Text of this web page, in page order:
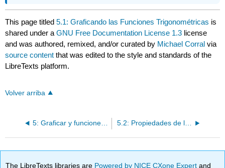
This page titled5.1: Graficando las Funciones Trigonométricas is
shared under aGNU Free Documentation License 1.3 license
and was authored, remixed, and/or curated by Michael Corral via
source content that was edited to the style and standards of the
LibreTexts platform.
Volver arriba
5: Graficar y funciones inversas 5.2: Propiedades de las Gráficas de Funciones Trigonométricas
The LibreTexts libraries are Powered by NICE CXone Expertand